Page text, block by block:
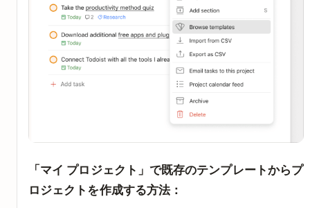
「マイ プロジェクト」で既存のテンプレートからプ
ロジェクトを作成する方法：